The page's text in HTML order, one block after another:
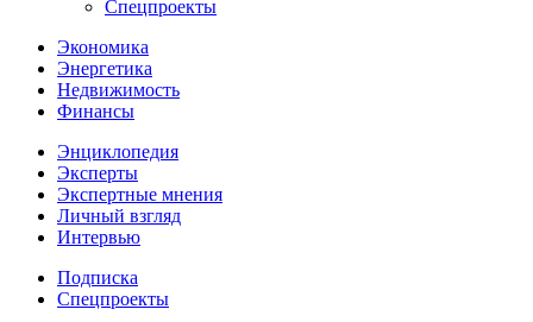
Спецпроекты
Экономика
Энергетика
Недвижимость
Финансы
Энциклопедия
Эксперты
Экспертные мнения
Личный взгляд
Интервью
Подписка
Спецпроекты